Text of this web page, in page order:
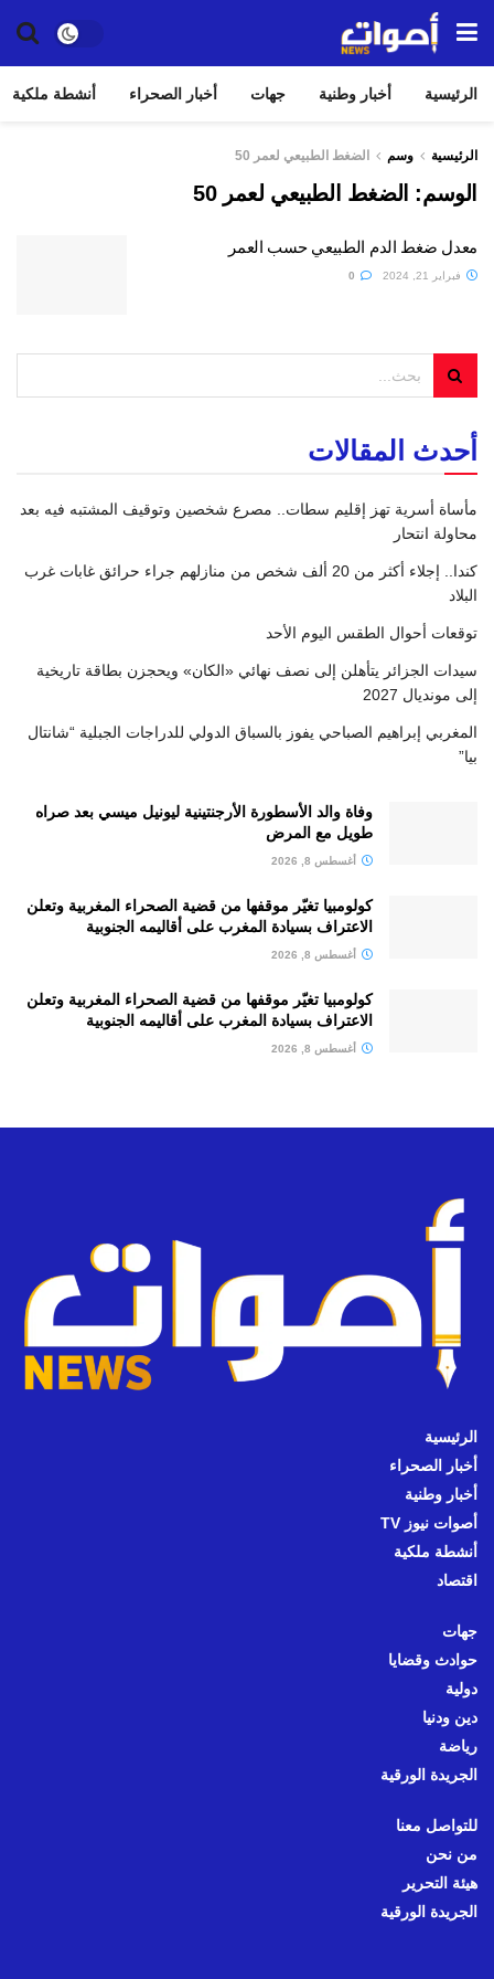
الرئيسية أخبار وطنية جهات أخبار الصحراء أنشطة ملكية
الرئيسية وسم الضغط الطبيعي لعمر 50
الوسم: الضغط الطبيعي لعمر 50
معدل ضغط الدم الطبيعي حسب العمر
فبراير 21, 2024
أحدث المقالات
مأساة أسرية تهز إقليم سطات.. مصرع شخصين وتوقيف المشتبه فيه بعد
محاولة انتحار
كندا.. إجلاء أكثر من 20 ألف شخص من منازلهم جراء حرائق غابات غرب
البلاد
توقعات أحوال الطقس اليوم الأحد
سيدات الجزائر يتأهلن إلى نصف نهائي «الكان» ويحجزن بطاقة تاريخية
إلى مونديال 2027
المغربي إبراهيم الصباحي يفوز بالسباق الدولي للدراجات الجبلية “شانتال
بيا”
وفاة والد الأسطورة الأرجنتينية ليونيل ميسي بعد صراه
طويل مع المرض
أغسطس 8, 2026
كولومبيا تغيّر موقفها من قضية الصحراء المغربية وتعلن
الاعتراف بسيادة المغرب على أقاليمه الجنوبية
أغسطس 8, 2026
كولومبيا تغيّر موقفها من قضية الصحراء المغربية وتعلن
الاعتراف بسيادة المغرب على أقاليمه الجنوبية
أغسطس 8, 2026
الرئيسية
أخبار الصحراء
أخبار وطنية
أصوات نيوز TV
أنشطة ملكية
اقتصاد
جهات
حوادث وقضايا
دولية
دين ودنيا
رياضة
الجريدة الورقية
للتواصل معنا
من نحن
هيئة التحرير
الجريدة الورقية